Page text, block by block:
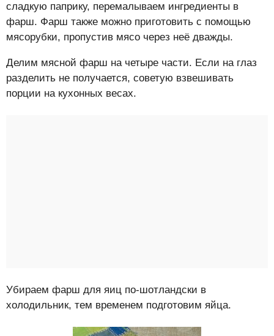
сладкую паприку, перемалываем ингредиенты в
фарш. Фарш также можно приготовить с помощью
мясорубки, пропустив мясо через неё дважды.
Делим мясной фарш на четыре части. Если на глаз
разделить не получается, советую взвешивать
порции на кухонных весах.
Убираем фарш для яиц по-шотландски в
холодильник, тем временем подготовим яйца.